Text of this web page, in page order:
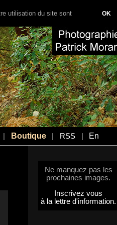
Boutique RSS En
Ne manquez pas les
prochaines images.
Inscrivez vous
à la lettre d'information.
utilisation du site sont OK